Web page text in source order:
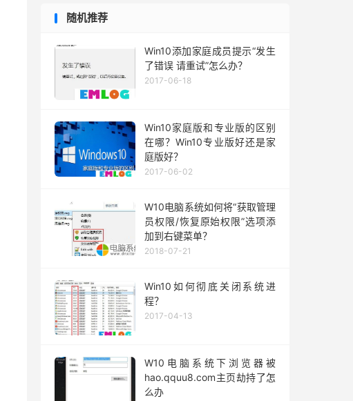
随机推荐
Win10添加家庭成员提示“发生
了错误 请重试”怎么办？
2017-06-18
Win10家庭版和专业版的区别
在哪？Win10专业版好还是家
庭版好？
2017-06-02
W10电脑系统如何将“获取管理
员权限/恢复原始权限”选项添
加到右键菜单？
2018-07-21
Win10如何彻底关闭系统进
程？
2017-04-13
W10电脑系统下浏览器被
hao.qquu8.com主页劫持了怎
么办